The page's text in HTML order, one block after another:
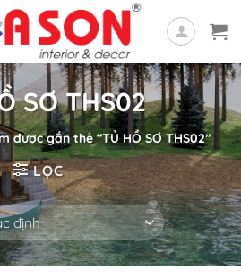
SƠ THS02
được gắn thẻ “TỦ HỒ SƠ THS02”
LỌC